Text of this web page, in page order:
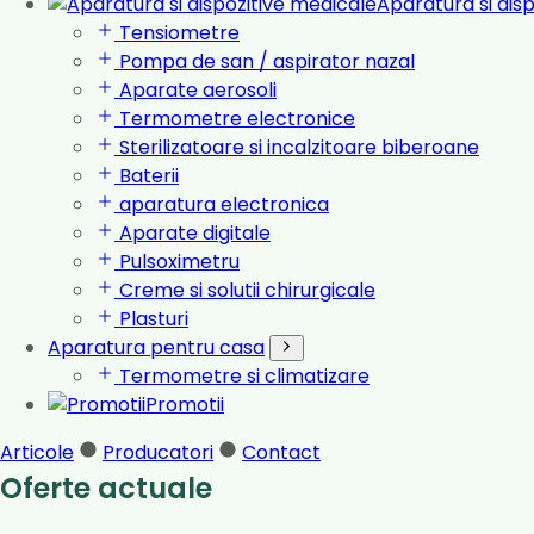
Tensiometre
Pompa de san / aspirator nazal
Aparate aerosoli
Termometre electronice
Sterilizatoare si incalzitoare biberoane
Baterii
aparatura electronica
Aparate digitale
Pulsoximetru
Creme si solutii chirurgicale
Plasturi
Aparatura pentru casa
Termometre si climatizare
Promotii
Articole
Producatori Contact
Oferte actuale